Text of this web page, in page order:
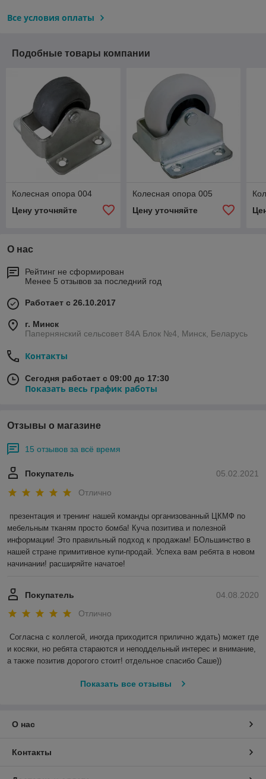
Все условия оплаты
Подобные товары компании
Колесная опора 004
Цену уточняйте
Колесная опора 005
Цену уточняйте
О нас
Рейтинг не сформирован
Менее 5 отзывов за последний год
Работает с 26.10.2017
г. Минск
Папернянский сельсовет 84А Блок №4, Минск, Беларусь
Контакты
Сегодня работает с 09:00 до 17:30
Показать весь график работы
Отзывы о магазине
15 отзывов за всё время
05.02.2021
Покупатель
Отлично
презентация и тренинг нашей команды организованный ЦКМФ по
мебельным тканям просто бомба! Куча позитива и полезной
информации! Это правильный подход к продажам! БОльшинство в
нашей стране примитивное купи-продай. Успеха вам ребята в новом
начинании! расширяйте начатое!
04.08.2020
Покупатель
Отлично
Согласна с коллегой, иногда приходится прилично ждать) может где
и косяки, но ребята стараются и неподдельный интерес и внимание,
а также позитив дорогого стоит! отдельное спасибо Саше))
Показать все отзывы
О нас
Контакты